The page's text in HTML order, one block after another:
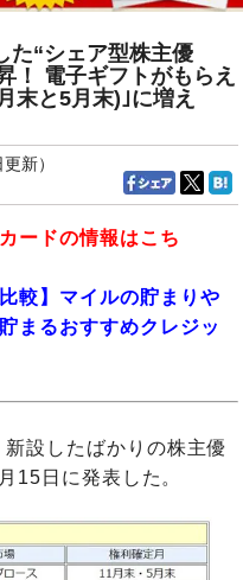
た“シェア型株主優
！ 電子ギフトがもらえ
末と5月末)｣に増え
新）
ードの情報はこち
較】マイルの貯まりや
まるおすすめクレジッ
新設したばかりの株主優
15日に発表した。